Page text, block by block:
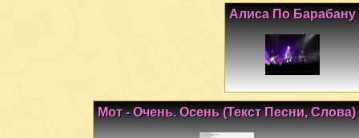
Алиса По Барабану
Мот - Очень. Осень (Текст Песни, Слова)